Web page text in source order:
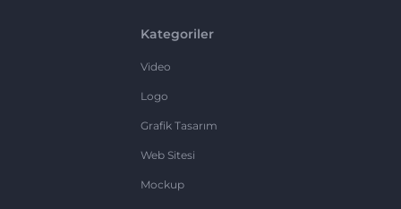
Kategoriler
Video
Logo
Grafik Tasarım
Web Sitesi
Mockup